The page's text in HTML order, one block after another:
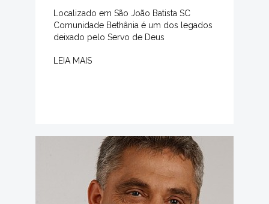
Localizado em São João Batista SC
Comunidade Bethânia é um dos legados
deixado pelo Servo de Deus
LEIA MAIS